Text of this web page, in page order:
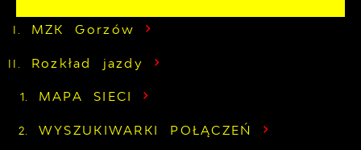
MZK Gorzów
Rozkład jazdy
MAPA SIECI
WYSZUKIWARKI POŁĄCZEŃ